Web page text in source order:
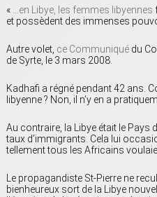
« … en Libye, les femmes libyennes
et possèdent des immenses
Autre volet, ce Communiqué du
de Syrte, le 3 mars 2008.
Kadhafi a régné pendant 42 ans.
libyenne ? Non, il n’y en a
Au contraire, la Libye était le Pays
taux d’immigrants. Cela lui
tellement tous les Africains
Le propagandiste St-Pierre ne
bienheureux sort de la Libye